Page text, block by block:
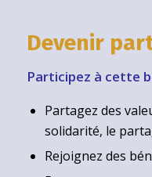
Devenir
Participez à cette
Partagez des
solidarité, le
Rejoignez des